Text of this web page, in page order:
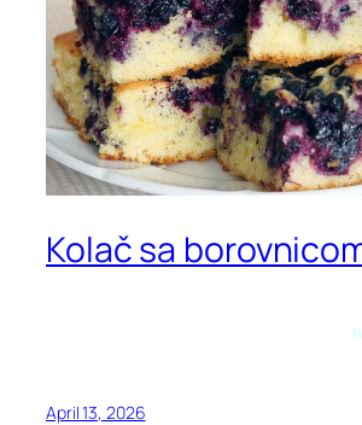
Kolač sa
April 13, 2026